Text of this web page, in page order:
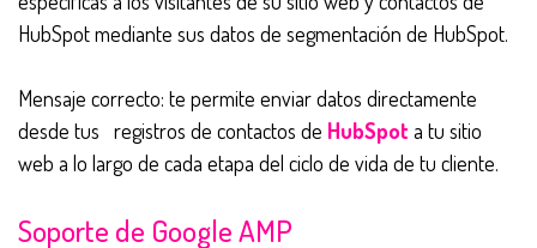
HubSpot mediante sus datos de segmentación de HubSpot.
Mensaje correcto: te permite enviar datos directamente
desde tus registros de contactos de HubSpot a tu sitio
web a lo largo de cada etapa del ciclo de vida de tu cliente.
Soporte de Google AMP